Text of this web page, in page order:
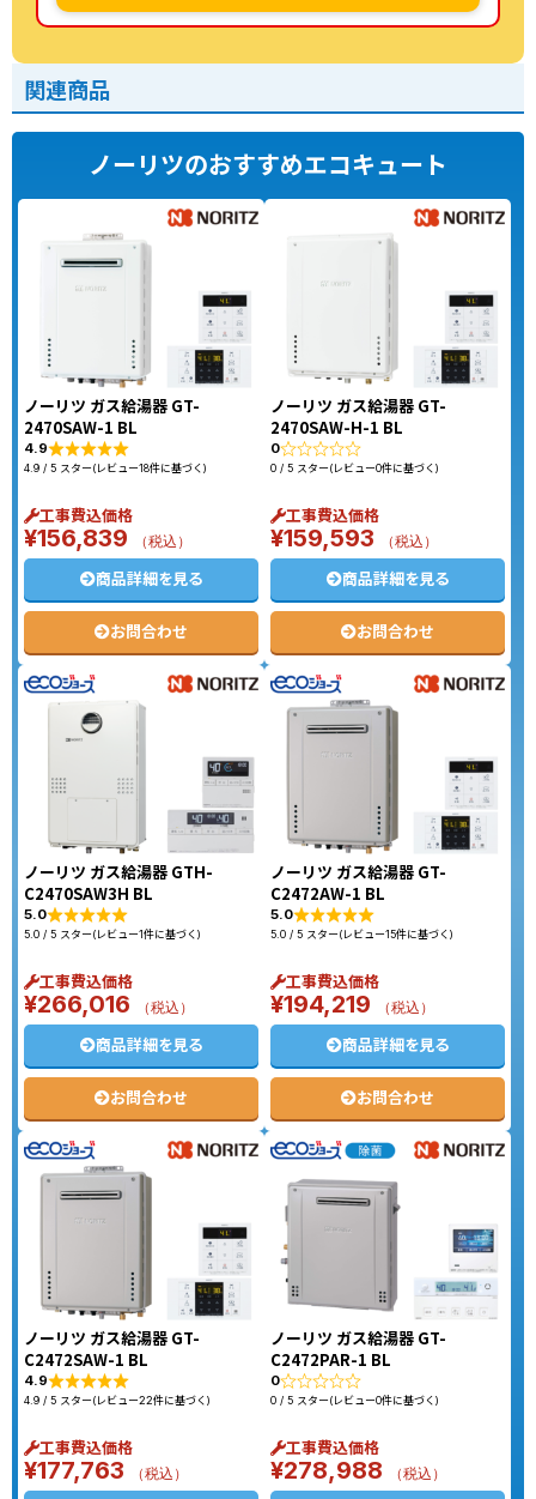
関連商品
ノーリツのおすすめエコキュート
ノーリツ ガス給湯器 GT-
2470SAW-1 BL
4.9
4.9 / 5 スター(レビュー18件に基づく)
工事費込価格
¥156,839 （税込）
商品詳細を見る
お問合わせ
ノーリツ ガス給湯器 GT-
2470SAW-H-1 BL
0
0 / 5 スター(レビュー0件に基づく)
工事費込価格
¥159,593 （税込）
商品詳細を見る
お問合わせ
ノーリツ ガス給湯器 GTH-
C2470SAW3H BL
5.0
5.0 / 5 スター(レビュー1件に基づく)
工事費込価格
¥266,016 （税込）
商品詳細を見る
お問合わせ
ノーリツ ガス給湯器 GT-
C2472AW-1 BL
5.0
5.0 / 5 スター(レビュー15件に基づく)
工事費込価格
¥194,219 （税込）
商品詳細を見る
お問合わせ
ノーリツ ガス給湯器 GT-
C2472SAW-1 BL
4.9
4.9 / 5 スター(レビュー22件に基づく)
工事費込価格
¥177,763 （税込）
ノーリツ ガス給湯器 GT-
C2472PAR-1 BL
0
0 / 5 スター(レビュー0件に基づく)
工事費込価格
¥278,988 （税込）